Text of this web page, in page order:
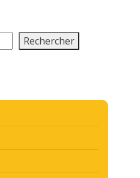
Rechercher